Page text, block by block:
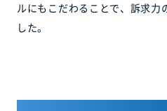
ルにもこだわることで、訴求力
した。